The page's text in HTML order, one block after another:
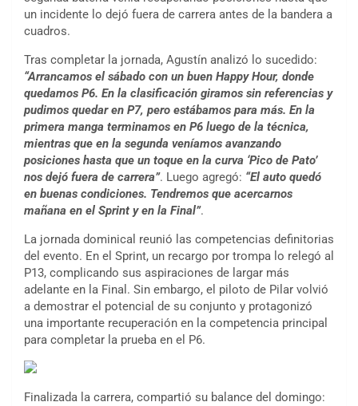
un incidente lo dejó fuera de carrera antes de la bandera a
cuadros.
Tras completar la jornada, Agustín analizó lo sucedido:
“Arrancamos el sábado con un buen Happy Hour, donde
quedamos P6. En la clasificación giramos sin referencias y
pudimos quedar en P7, pero estábamos para más. En la
primera manga terminamos en P6 luego de la técnica,
mientras que en la segunda veníamos avanzando
posiciones hasta que un toque en la curva ‘Pico de Pato’
nos dejó fuera de carrera”. Luego agregó: “El auto quedó
en buenas condiciones. Tendremos que acercarnos
mañana en el Sprint y en la Final”.
La jornada dominical reunió las competencias definitorias
del evento. En el Sprint, un recargo por trompa lo relegó al
P13, complicando sus aspiraciones de largar más
adelante en la Final. Sin embargo, el piloto de Pilar volvió
a demostrar el potencial de su conjunto y protagonizó
una importante recuperación en la competencia principal
para completar la prueba en el P6.
Finalizada la carrera, compartió su balance del domingo: